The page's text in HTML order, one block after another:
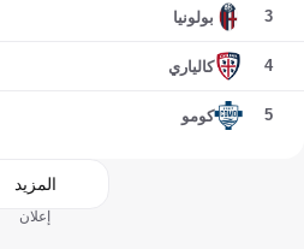
3 بولونيا
4 كالياري
5 كومو
المزيد
إعلان